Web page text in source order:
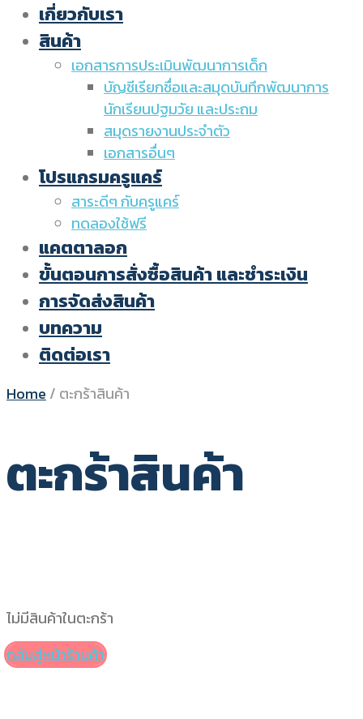
เกี่ยวกับเรา
สินค้า
เอกสารการประเมินพัฒนาการเด็ก
บัญชีเรียกชื่อและสมุดบันทึกพัฒนาการ
นักเรียนปฐมวัย และประถม
สมุดรายงานประจำตัว
เอกสารอื่นๆ
โปรแกรมครูแคร์
สาระดีๆ กับครูแคร์
ทดลองใช้ฟรี
แคตตาลอก
ขั้นตอนการสั่งซื้อสินค้า และชำระเงิน
การจัดส่งสินค้า
บทความ
ติดต่อเรา
Home / ตะกร้าสินค้า
ตะกร้าสินค้า
ไม่มีสินค้าในตะกร้า
กลับสู่หน้าร้านค้า